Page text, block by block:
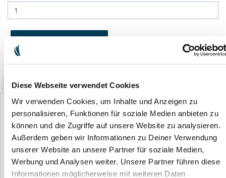
Diese Webseite verwendet Cookies
Wir verwenden Cookies, um Inhalte und Anzeigen zu
personalisieren, Funktionen für soziale Medien anbieten zu
können und die Zugriffe auf unsere Website zu analysieren.
Außerdem geben wir Informationen zu Deiner Verwendung
unserer Website an unsere Partner für soziale Medien,
Werbung und Analysen weiter. Unsere Partner führen diese
Informationen möglicherweise mit weiteren Daten
Verfügbarkeit: sofort lieferbar
Insect Spray
13,90 €
Set Family
Hygienereiniger mit
Sprühflasche
Ultra-Handschuh
21,90 €